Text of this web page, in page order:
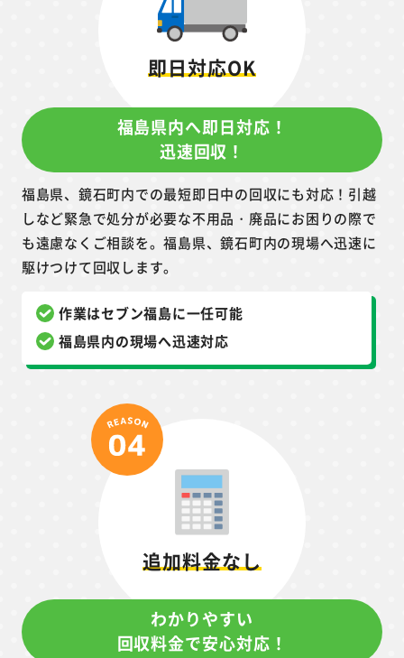
即日対応OK
福島県内へ即日対応！
迅速回収！
福島県、鏡石町内での最短即日中の回収にも対応！引越
しなど緊急で処分が必要な不用品・廃品にお困りの際で
も遠慮なくご相談を。福島県、鏡石町内の現場へ迅速に
駆けつけて回収します。
作業はセブン福島に一任可能
福島県内の現場へ迅速対応
追加料金なし
わかりやすい
回収料金で安心対応！